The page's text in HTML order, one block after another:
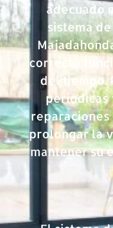
adecuado
sistema
correcto
del tiempo.
periódicas
prolongar la
mantener su